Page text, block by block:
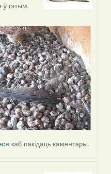
ў гэтым.
каб пакідаць каментары.